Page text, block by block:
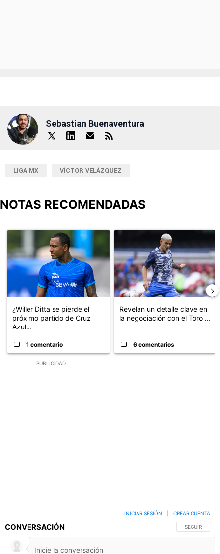
Sebastian Buenaventura
LIGA MX VÍCTOR VELÁZQUEZ
NOTAS RECOMENDADAS
PUBLICIDAD
Un artículo de tendencia con el título "¿Willer Ditta se pierde el
¿Willer Ditta se pierde el
próximo partido de Cruz
Azul...
1 comentario
Un artículo de tendencia con
Revelan un detalle clave en
la negociación con el Toro ...
6 comentarios
CONVERSACIÓN SIGA ESTA
SEGUIR
INICIAR SESIÓN CREAR CUENTA